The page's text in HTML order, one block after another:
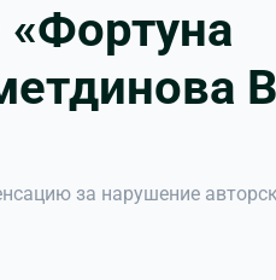
за нарушение